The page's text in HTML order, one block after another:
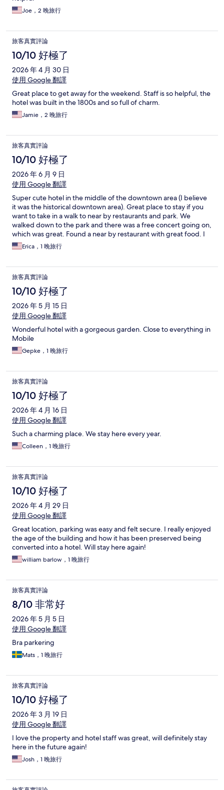
Joe，2 晚旅行
旅客真實評論
10/10 好極了
2026 年 4 月 30 日
使用 Google 翻譯
Great place to get away for the weekend. Staff is so helpful, the
hotel was built in the 1800s and so full of charm.
Jamie，2 晚旅行
旅客真實評論
10/10 好極了
2026 年 6 月 9 日
使用 Google 翻譯
Super cute hotel in the middle of the downtown area (I believe
it was the historical downtown area). Great place to stay if you
want to take in a walk to near by restaurants and park. We
walked down to the park and there was a free concert going on,
which was great. Found a near by restaurant with great food. I
would recommend this place and would stay there again.
Erica，1 晚旅行
旅客真實評論
10/10 好極了
2026 年 5 月 15 日
使用 Google 翻譯
Wonderful hotel with a gorgeous garden. Close to everything in
Mobile
Gepke，1 晚旅行
旅客真實評論
10/10 好極了
2026 年 4 月 16 日
使用 Google 翻譯
Such a charming place. We stay here every year.
Colleen，1 晚旅行
旅客真實評論
10/10 好極了
2026 年 4 月 29 日
使用 Google 翻譯
Great location, parking was easy and felt secure. I really enjoyed
the age of the building and how it has been preserved being
converted into a hotel. Will stay here again!
william barlow，1 晚旅行
旅客真實評論
8/10 非常好
2026 年 5 月 5 日
使用 Google 翻譯
Bra parkering
Mats，1 晚旅行
旅客真實評論
10/10 好極了
2026 年 3 月 19 日
使用 Google 翻譯
I love the property and hotel staff was great, will definitely stay
here in the future again!
Josh，1 晚旅行